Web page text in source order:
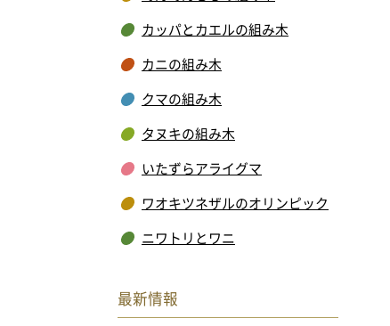
カッパとカエルの組み木
カニの組み木
クマの組み木
タヌキの組み木
いたずらアライグマ
ワオキツネザルのオリンピック
ニワトリとワニ
最新情報